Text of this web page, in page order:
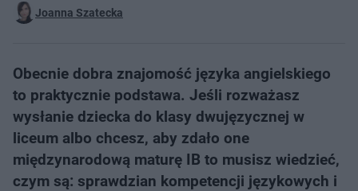
Joanna Szatecka
Obecnie dobra znajomość języka angielskiego
to praktycznie podstawa. Jeśli rozważasz
wysłanie dziecka do klasy dwujęzycznej w
liceum albo chcesz, aby zdało one
międzynarodową maturę IB to musisz wiedzieć,
czym są: sprawdzian kompetencji językowych i